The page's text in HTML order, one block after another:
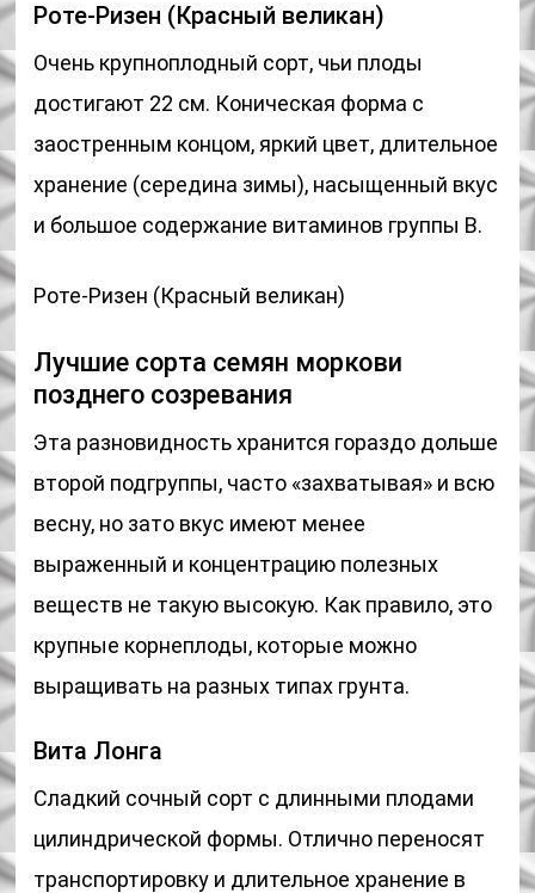
Роте-Ризен (Красный великан)
Очень крупноплодный сорт, чьи плоды
достигают 22 см. Коническая форма с
заостренным концом, яркий цвет, длительное
хранение (середина зимы), насыщенный вкус
и большое содержание витаминов группы В.
Роте-Ризен (Красный великан)
Лучшие сорта семян моркови
позднего созревания
Эта разновидность хранится гораздо дольше
второй подгруппы, часто «захватывая» и всю
весну, но зато вкус имеют менее
выраженный и концентрацию полезных
веществ не такую высокую. Как правило, это
крупные корнеплоды, которые можно
выращивать на разных типах грунта.
Вита Лонга
Сладкий сочный сорт с длинными плодами
цилиндрической формы. Отлично переносят
транспортировку и длительное хранение в